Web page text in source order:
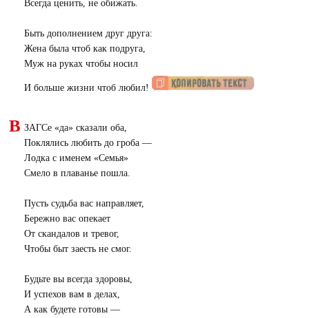
Всегда ценить, не обижать.
Быть дополнением друг друга:
Жена была чтоб как подруга,
Муж на руках чтобы носил
И больше жизни чтоб любил!
В ЗАГСе «да» сказали оба,
Поклялись любить до гроба —
Лодка с именем «Семья»
Смело в плаванье пошла.
Пусть судьба вас направляет,
Бережно вас опекает
От скандалов и тревог,
Чтобы быт заесть не смог.
Будьте вы всегда здоровы,
И успехов вам в делах,
А как будете готовы —